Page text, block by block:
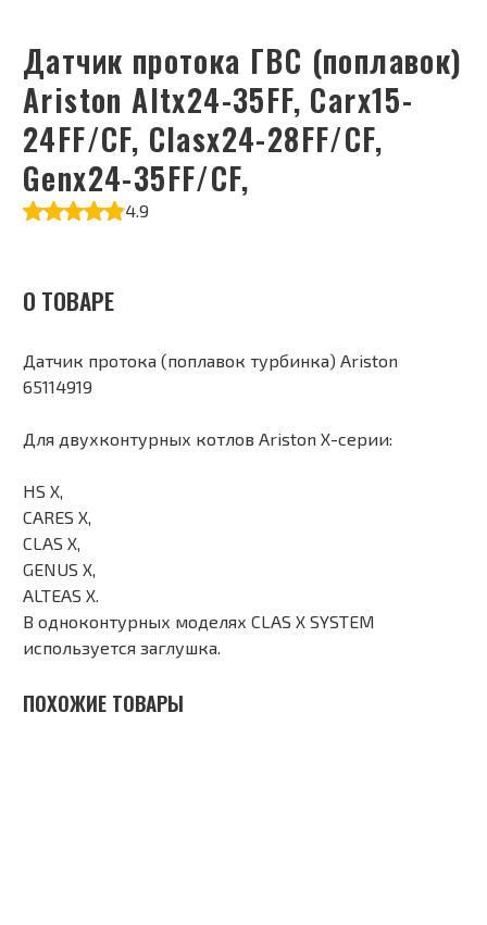
Датчик протока ГВС (поплавок)
Ariston Altx24-35FF, Carx15-
24FF/CF, Clasx24-28FF/CF,
Genx24-35FF/CF,
4.9
О ТОВАРЕ
Датчик протока (поплавок турбинка) Ariston
65114919
Для двухконтурных котлов Ariston X-серии:
HS X,
CARES X,
CLAS X,
GENUS X,
ALTEAS X.
В одноконтурных моделях CLAS X SYSTEM
используется заглушка.
ПОХОЖИЕ ТОВАРЫ